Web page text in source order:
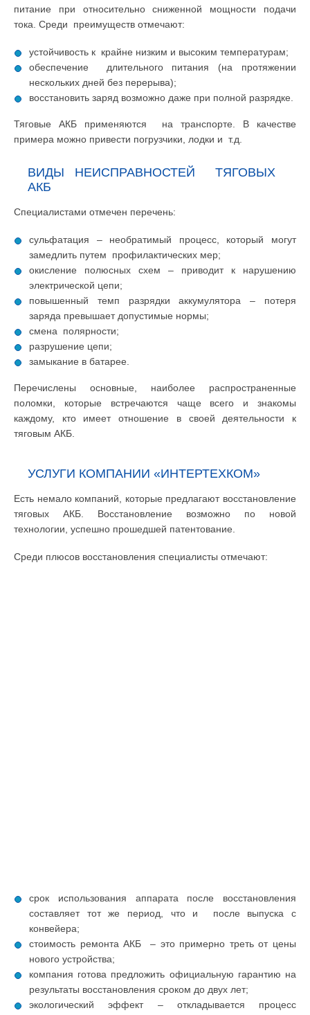
питание при относительно сниженной мощности подачи
тока. Среди преимуществ отмечают:
устойчивость к крайне низким и высоким температурам;
обеспечение длительного питания (на протяжении
нескольких дней без перерыва);
восстановить заряд возможно даже при полной разрядке.
Тяговые АКБ применяются на транспорте. В качестве
примера можно привести погрузчики, лодки и т.д.
ВИДЫ НЕИСПРАВНОСТЕЙ ТЯГОВЫХ
АКБ
Специалистами отмечен перечень:
сульфатация – необратимый процесс, который могут
замедлить путем профилактических мер;
окисление полюсных схем – приводит к нарушению
электрической цепи;
повышенный темп разрядки аккумулятора – потеря
заряда превышает допустимые нормы;
смена полярности;
разрушение цепи;
замыкание в батарее.
Перечислены основные, наиболее распространенные
поломки, которые встречаются чаще всего и знакомы
каждому, кто имеет отношение в своей деятельности к
тяговым АКБ.
УСЛУГИ КОМПАНИИ «ИНТЕРТЕХКОМ»
Есть немало компаний, которые предлагают восстановление
тяговых АКБ. Восстановление возможно по новой
технологии, успешно прошедшей патентование.
Среди плюсов восстановления специалисты отмечают:
срок использования аппарата после восстановления
составляет тот же период, что и после выпуска с
конвейера;
стоимость ремонта АКБ – это примерно треть от цены
нового устройства;
компания готова предложить официальную гарантию на
результаты восстановления сроком до двух лет;
экологический эффект – откладывается процесс